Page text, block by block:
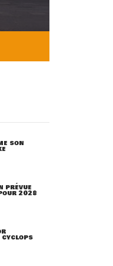
SON
PRÉVUE
2028
CYCLOPS